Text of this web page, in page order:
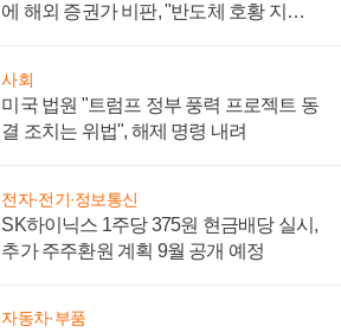
에 해외 증권가 비판, "반도체 호황 지속
사회
미국 법원 "트럼프 정부 풍력 프로젝트 동
결 조치는 위법", 해제 명령 내려
전자·전기·정보통신
SK하이닉스 1주당 375원 현금배당 실시,
추가 주주환원 계획 9월 공개 예정
자동차·부품